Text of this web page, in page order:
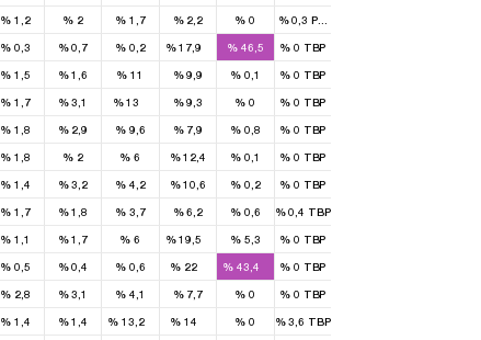
%1,2 %2 %1,7 %2,2 % 0 %0,3РПТ
%0,3 %0,7 %0,2 %17,9 %46,5 % 0 TBP
%1,5 %1,6 % 11 %9,9 %0,1 % 0 TBP
%1,7 %3,1 %13 %9,3 % 0 % 0 TBP
%1,8 %2,9 %9,6 %7,9 %0,8 % 0 TBP
%1,8 %2 % 6 %12,4 %0,1 % 0 TBP
%1,4 %3,2 %4,2 %10,6 %0,2 % 0 TBP
%1,7 %1,8 %3,7 %6,2 %0,6 %0,4 TBP
%1,1 %1,7 % 6 %19,5 %5,3 % 0 TBP
%0,5 %0,4 %0,6 %22
1
% 43,4 % 0 TBP
%2,8 %3,1 %4,1 %7,7 % 0 % 0 TBP
%1,4 %1,4 % 13,2 %14
1
% 0 %3,6 TBP